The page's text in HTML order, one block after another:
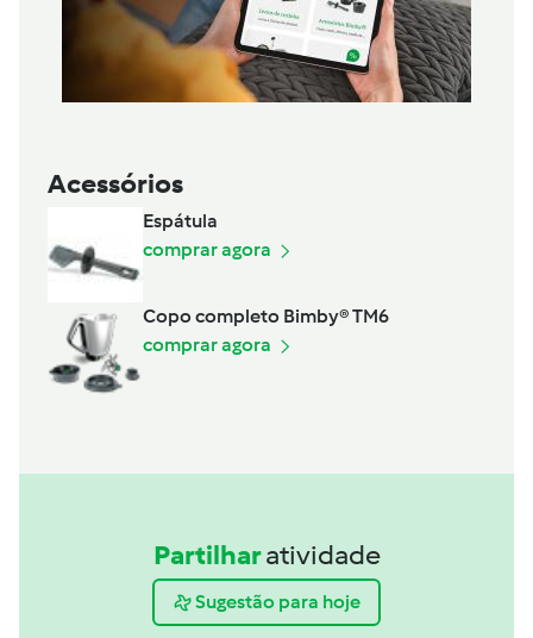
Acessórios
Espátula
comprar agora
Copo completo Bimby® TM6
comprar agora
Partilharatividade
Sugestão para hoje